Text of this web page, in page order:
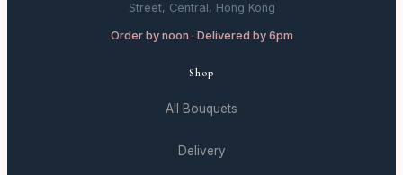
Street, Central, Hong Kong
Order by noon · Delivered by 6pm
Shop
All Bouquets
Delivery